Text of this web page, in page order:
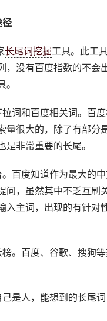
径
长尾词挖掘工具。此工
，没有百度指数的不会
。
词和百度相关词。百
量很大的，除了有部分
是非常重要的长尾。
百度知道作为最大的
问，虽然其中不乏互刷
入主词，出现的有针对
。百度、谷歌、搜狗
是人，能想到的长尾